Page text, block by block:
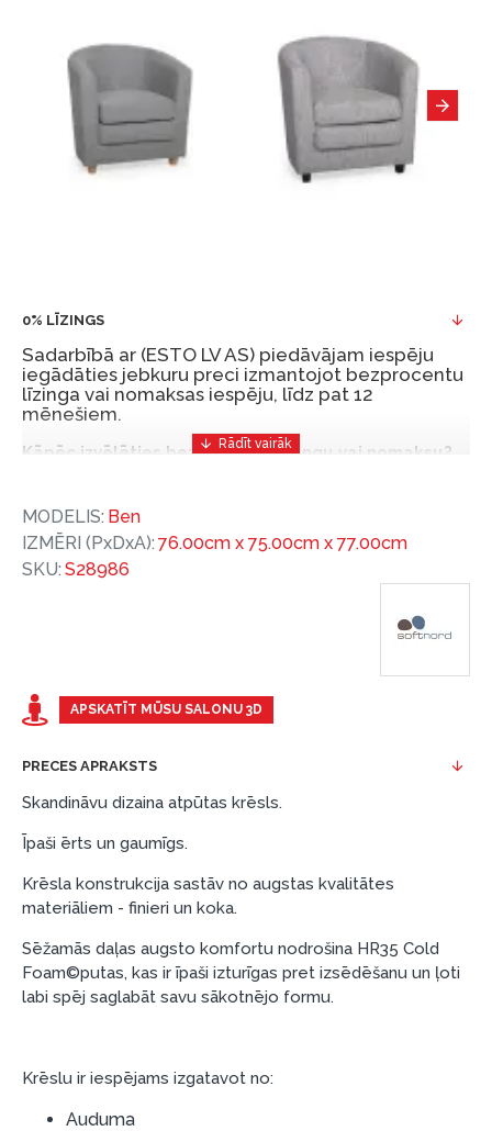
0% LĪZINGS
Sadarbībā ar (ESTO LV AS) piedāvājam iespēju
iegādāties jebkuru preci izmantojot bezprocentu
līzinga vai nomaksas iespēju, līdz pat 12
mēnešiem.
Kāpēc izvēlēties bezprocentu līzingu vai nomaksu?
un izdevīgs finansēšanas risinājums, lai iegādātos
vajadzīgās preces tulīt, bet par tām norēķinoties
vēlāk.
Ar ESTO iegūstiet bezprocentu līzinga vai nomaksas
priekšrocības bez pirmās iemaksas un ar nomaksas
Piemērs: Preces cena 300 €, termiņš: 12 mēneši,
pirmā iemaksa: 0 €, ikmēneša maksājums: 25 €,
salonu Dārzciema ielā 91, Rīga, Latvija.
Dokumentu prasības:
ESTO LV AS (Dokumentu noformēšanai
nepieciešams Smart-ID, eParaksts eID, eParaksts
eID mobile, ESTO konts vai banka Swedbank,
Luminor, SEB vai Citadele).
Līguma nosacījumi:
kura ir norādīta kredīta saņemšanas līgumā.
Papildu informācija:
APSKATĪT MŪSU SALONU 3D
PRECES APRAKSTS
Skandināvu dizaina atpūtas krēsls.
Īpaši ērts un gaumīgs.
Krēsla konstrukcija sastāv no augstas kvalitātes
materiāliem - finieri un koka.
Sēžamās daļas augsto komfortu nodrošina HR35 Cold
Foam©putas, kas ir īpaši izturīgas pret izsēdēšanu un ļoti
labi spēj saglabāt savu sākotnējo formu.
Krēslu ir iespējams izgatavot no:
Auduma
MODELIS: Ben
IZMĒRI (PxDxA): 76.00cm x 75.00cm x 77.00cm
SKU: S28986